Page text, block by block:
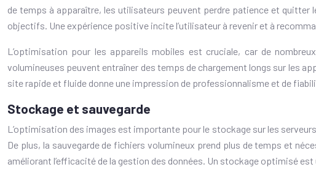
de temps à apparaître, les utilisateurs peuvent perdre patience et
objectifs. Une expérience positive incite l’utilisateur à revenir et à
L’optimisation pour les appareils mobiles est cruciale, car de
volumineuses peuvent entraîner des temps de chargement longs sur les
site rapide et fluide donne une impression de professionnalisme et de
Stockage et sauvegarde
L’optimisation des images est importante pour le stockage sur les
De plus, la sauvegarde de fichiers volumineux prend plus de temps et
améliorant l’efficacité de la gestion des données. Un stockage optimisé